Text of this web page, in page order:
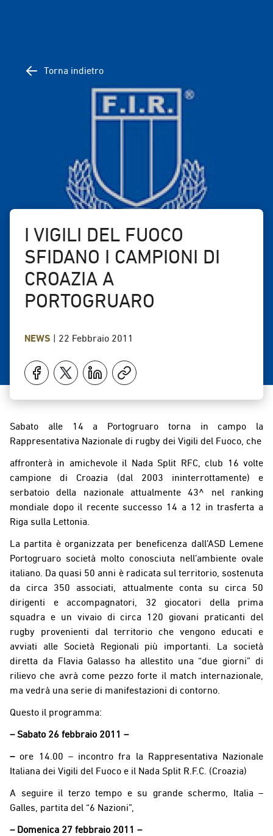
Torna indietro
I VIGILI DEL FUOCO
SFIDANO I CAMPIONI DI
CROAZIA A
PORTOGRUARO
NEWS | 22 Febbraio 2011
Sabato alle 14 a Portogruaro torna in campo la
Rappresentativa Nazionale di rugby dei Vigili del Fuoco, che
affronterà in amichevole il Nada Split RFC, club 16 volte
campione di Croazia (dal 2003 ininterrottamente) e
serbatoio della nazionale attualmente 43^ nel ranking
mondiale dopo il recente successo 14 a 12 in trasferta a
Riga sulla Lettonia.
La partita è organizzata per beneficenza dall’ASD Lemene
Portogruaro società molto conosciuta nell’ambiente ovale
italiano. Da quasi 50 anni è radicata sul territorio, sostenuta
da circa 350 associati, attualmente conta su circa 50
dirigenti e accompagnatori, 32 giocatori della prima
squadra e un vivaio di circa 120 giovani praticanti del
rugby provenienti dal territorio che vengono educati e
avviati alle Società Regionali più importanti. La società
diretta da Flavia Galasso ha allestito una “due giorni” di
rilievo che avrà come pezzo forte il match internazionale,
ma vedrà una serie di manifestazioni di contorno.
Questo il programma:
– Sabato 26 febbraio 2011 –
–ore 14.00 – incontro fra la Rappresentativa Nazionale
Italiana dei Vigili del Fuoco e il Nada Split R.F.C. (Croazia)
A seguire il terzo tempo e su grande schermo, Italia –
Galles, partita del “6 Nazioni”,
– Domenica 27 febbraio 2011 –